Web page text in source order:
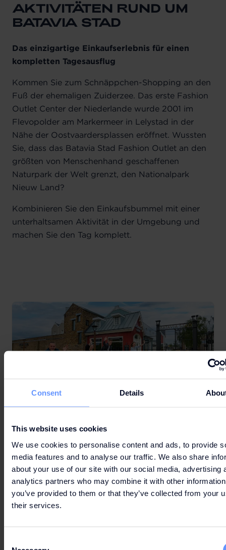
Consent Details
This website uses cookies
We use cookies to personalise content and ads, to provide
media features and to analyse our traffic. We also share
about your use of our site with our social media, advertising
analytics partners who may combine it with other
you’ve provided to them or that they’ve collected from your
their services.
AKTIVITÄTEN RUND UM
BATAVIA STAD
Das einzigartige Einkaufserlebnis für einen
kompletten Tagesausflug
Kommen Sie zum Schnäppchen-Shopping an den
Fuß der ehemaligen Zuiderzee. Das erste Fashion
Outlet Center der Niederlande wurde 2001 im
Flevopolder am Markermeer in Lelystad in der
Nähe der Oostvaardersplassen eröffnet. Wussten
Sie, dass das Batavia Stad Fashion Outlet an den
größten von Menschenhand geschaffenen
Naturpark der Welt grenzt, den Nationalpark
Nieuw Land?
Kombinieren Sie den Einkaufsbummel mit einer
unterhaltsamen Aktivität in der Umgebung und
machen Sie den Tag komplett.
THEMATISCHE
FAHRRADROUTEN
Lernen Sie die schönsten Orte in und um Batavia Stad mit
diesen Fahrradrouten kennen: Tagesausflug mit Kindern Bio
Kunst & Design Wasserreiches Lelystad